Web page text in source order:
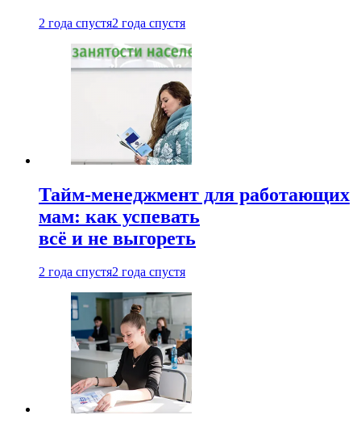
2 года спустя2 года спустя
Тайм-менеджмент для работающих
мам: как успевать
всё и не выгореть
2 года спустя2 года спустя